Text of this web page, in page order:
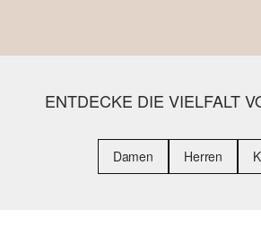
ENTDECKE DIE VIELFALT
Damen Herren